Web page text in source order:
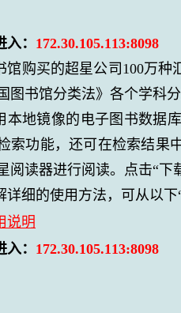
入： 172.30.105.113:8098
馆购买的超星公司100万
图书馆分类法》各个学科
本地镜像的电子图书数据
索功能，还可在检索结果
阅读器进行阅读。点击“下
详细的使用方法，可从以
说明
入： 172.30.105.113:8098